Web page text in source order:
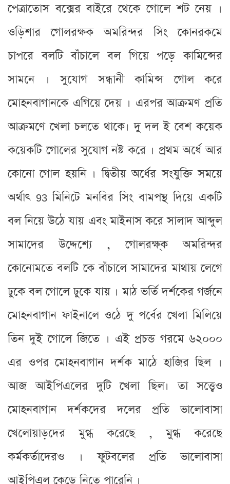
পেত্রাতোস বক্সের বাইরে থেকে গোলে শট নেয় ।
ওড়িশার গোলরক্ষক অমরিন্দর সিং কোনরকমে
চাপরে বলটি বাঁচালে বল গিয়ে পড়ে কামিন্সের
সামনে । সুযোগ সন্ধানী কামিন্স গোল করে
মোহনবাগানকে এগিয়ে দেয় । এরপর আক্রমণ প্রতি
আক্রমণে খেলা চলতে থাকে। দু দল ই বেশ কয়েক
কয়েকটি গোলের সুযোগ নষ্ট করে । প্রথম অর্ধে আর
কোনো গোল হয়নি । দ্বিতীয় অর্ধের সংযুক্তি সময়ে
অর্থাৎ 93 মিনিটে মনবির সিং বামপন্থ দিয়ে একটি
বল নিয়ে উঠে যায় এবং মাইনাস করে সালাদ আব্দুল
সামাদের উদ্দেশ্যে , গোলরক্ষ্ক অমরিন্দর
কোনোমতে বলটি কে বাঁচালে সামাদের মাথায় লেগে
ঢুকে বল গোলে ঢুকে যায় । মাঠ ভর্তি দর্শকের গর্জনে
মোহনবাগান ফাইনালে ওঠে দু পর্বের খেলা মিলিয়ে
তিন দুই গোলে জিতে । এই প্রচন্ড গরমে ৬২০০০
এর ওপর মোহনবাগান দর্শক মাঠে হাজির ছিল ।
আজ আইপিএলের দুটি খেলা ছিল। তা সত্ত্বেও
মোহনবাগান দর্শকদের দলের প্রতি ভালোবাসা
খেলোয়াড়দের মুগ্ধ করেছে , মুগ্ধ করেছে
কর্মকর্তাদেরও । ফুটবলের প্রতি ভালোবাসা
আইপিএল কেড়ে নিতে পারেনি ।